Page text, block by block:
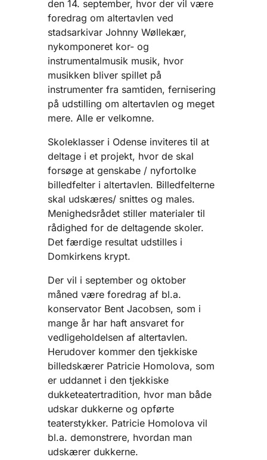
den 14. september, hvor der vil være
foredrag om altertavlen ved
stadsarkivar Johnny Wøllekær,
nykomponeret kor- og
instrumentalmusik musik, hvor
musikken bliver spillet på
instrumenter fra samtiden, fernisering
på udstilling om altertavlen og meget
mere. Alle er velkomne.
Skoleklasser i Odense inviteres til at
deltage i et projekt, hvor de skal
forsøge at genskabe / nyfortolke
billedfelter i altertavlen. Billedfelterne
skal udskæres/ snittes og males.
Menighedsrådet stiller materialer til
rådighed for de deltagende skoler.
Det færdige resultat udstilles i
Domkirkens krypt.
Der vil i september og oktober
måned være foredrag af bl.a.
konservator Bent Jacobsen, som i
mange år har haft ansvaret for
vedligeholdelsen af altertavlen.
Herudover kommer den tjekkiske
billedskærer Patricie Homolova, som
er uddannet i den tjekkiske
dukketeatertradition, hvor man både
udskar dukkerne og opførte
teaterstykker. Patricie Homolova vil
bl.a. demonstrere, hvordan man
udskærer dukkerne.